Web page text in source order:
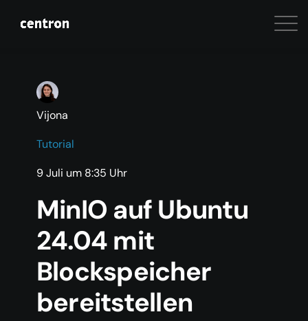
Vijona
Tutorial
9 Juli um 8:35 Uhr
MinIO auf Ubuntu
24.04 mit
Blockspeicher
bereitstellen